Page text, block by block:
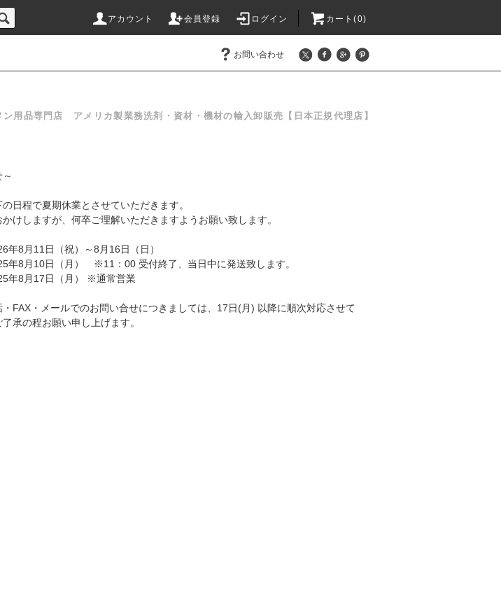
アカウント 会員登録 ログイン カート(0)
お問い合わせ
ン用品専門店 アメリカ製業務洗剤・資材・機材の輸入卸販売【日本正規代理店】
日程で夏期休業とさせていただきます。
けしますが、何卒ご理解いただきますようお願い致します。
8月11日（祝）～8月16日（日）
8月10日（月） ※11：00 受付終了、当日中に発送致します。
8月17日（月） ※通常営業
・FAX・メールでのお問い合せにつきましては、17日(月) 以降に順次対応させて
承の程お願い申し上げます。